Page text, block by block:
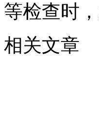
等检查时
相关文章